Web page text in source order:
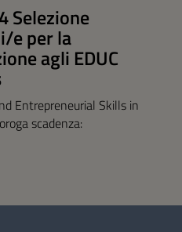
Selezione
e per la
agli EDUC
Entrepreneurial Skills in
scadenza: